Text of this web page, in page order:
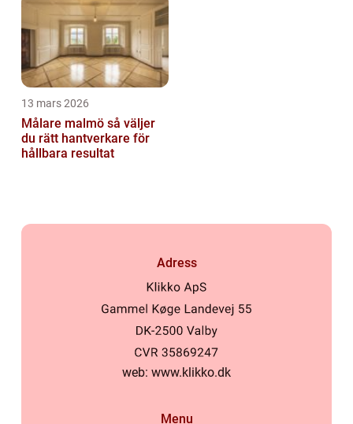
13 mars 2026
Målare malmö så väljer
du rätt hantverkare för
hållbara resultat
Adress
web: www.klikko.dk
Menu